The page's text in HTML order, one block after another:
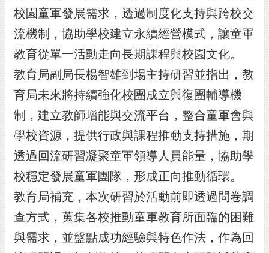
訂
閱
RSS
訂
閱
電
子
報
市
民
信
箱
English
日
本
校園童軍發展需求，透過制度化支持與跨校交
流機制，協助學校建立永續經營模式，讓童軍
教育從單一活動走向長期課程與校園文化。
教育局副局長楊智雄到場主持研習並指出，教
育局未來將持續強化校團成立與復團輔導機
制，建立教師增能與交流平台，整合童軍會與
學校資源，提供行政與課程推動支持措施，期
透過回流研習凝聚童軍領導人員能量，協助學
校穩定發展童軍團隊，形成正向推動循環。
教育局補充，本次研習於活動前即透過問卷調
查方式，蒐集各校推動童軍教育所面臨的困難
與需求，並盤點成功經驗與特色作法，作為回